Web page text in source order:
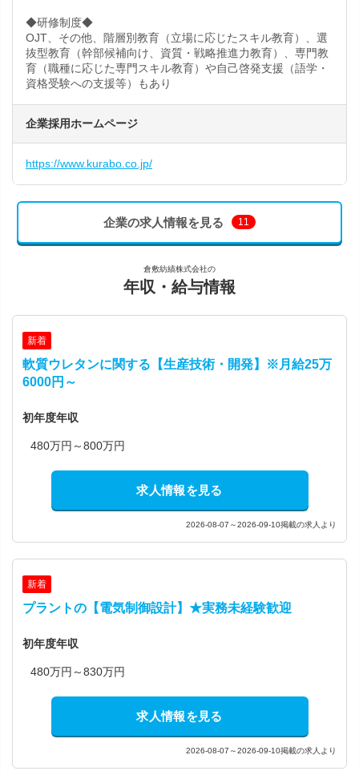
◆研修制度◆
OJT、その他、階層別教育（立場に応じたスキル教育）、選
抜型教育（幹部候補向け、資質・戦略推進力教育）、専門教
育（職種に応じた専門スキル教育）や自己啓発支援（語学・
資格受験への支援等）もあり
企業採用ホームページ
https://www.kurabo.co.jp/
企業の求人情報を見る 11
倉敷紡績株式会社の
年収・給与情報
新着
軟質ウレタンに関する【生産技術・開発】※月給25万
6000円～
初年度年収
480万円～800万円
求人情報を見る
2026-08-07～2026-09-10掲載の求人より
新着
プラントの【電気制御設計】★実務未経験歓迎
初年度年収
480万円～830万円
求人情報を見る
2026-08-07～2026-09-10掲載の求人より